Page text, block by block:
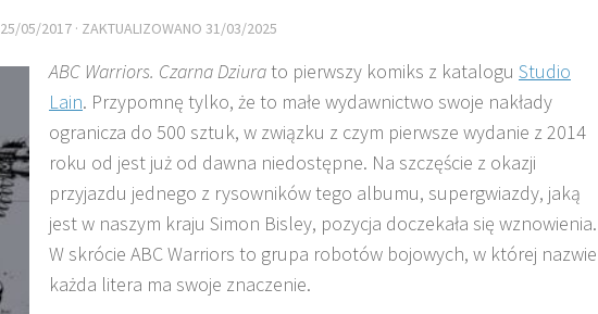
25/05/2017 · ZAKTUALIZOWANO 31/03/2025
ABC Warriors. Czarna Dziurato pierwszy komiks z katalogu Studio
Lain. Przypomnę tylko, że to małe wydawnictwo swoje nakłady
ogranicza do 500 sztuk, w związku z czym pierwsze wydanie z 2014
roku od jest już od dawna niedostępne. Na szczęście z okazji
przyjazdu jednego z rysowników tego albumu, supergwiazdy, jaką
jest w naszym kraju Simon Bisley, pozycja doczekała się wznowienia.
W skrócie ABC Warriors to grupa robotów bojowych, w której nazwie
każda litera ma swoje znaczenie.